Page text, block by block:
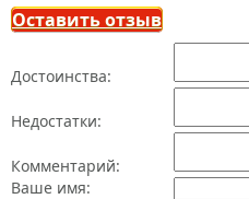
Оставить отзыв
Достоинства:
Недостатки:
Комментарий:
Ваше имя: